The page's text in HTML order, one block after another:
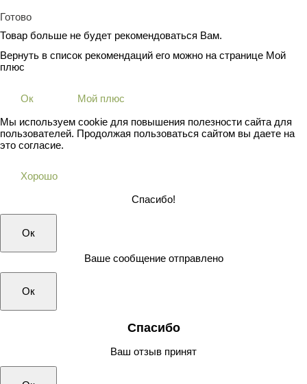
Готово
Товар больше не будет рекомендоваться Вам.
Вернуть в список рекомендаций его можно на странице Мой
плюс
Ок
Мой плюс
Мы используем cookie для повышения полезности сайта для
пользователей. Продолжая пользоваться сайтом вы даете на
это согласие.
Хорошо
Спасибо!
Ок
Ваше сообщение отправлено
Ок
Спасибо
Ваш отзыв принят